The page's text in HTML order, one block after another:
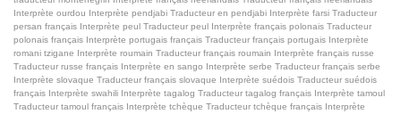
Interprète ourdou Interprète pendjabi Traducteur en pendjabi Interprète farsi Traducteur
persan français Interprète peul Traducteur peul Interprète français polonais Traducteur
polonais français Interprète portugais français Traducteur français portugais Interprète
romani tzigane Interprète roumain Traducteur français roumain Interprète français russe
Traducteur russe français Interprète en sango Interprète serbe Traducteur français serbe
Interprète slovaque Traducteur français slovaque Interprète suédois Traducteur suédois
français Interprète swahili Interprète tagalog Traducteur tagalog français Interprète tamoul
Traducteur tamoul français Interprète tchèque Traducteur tchèque français Interprète